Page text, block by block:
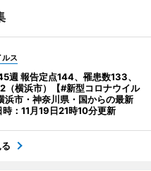
ス
週 報告定点144、罹患数133、
（横浜市）【#新型コロナウイル
浜市・神奈川県・国からの最新
：11月19日21時10分更新